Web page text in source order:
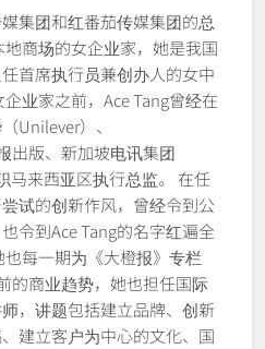
集团和红番茄传媒集团的总
地商场的女企业家，她是我国
首席执行员兼创办人的女中
业家之前，Ace Tang曾经在
Unilever）、
出版、新加坡电讯集团
马来西亚区执行总监。 在任
试的创新作风，曾经令到公
令到Ace Tang的名字红遍全
每一期为《大橙报》专栏
的商业趋势，她也担任国际
，讲题包括建立品牌、创新
建立客户为中心的文化、国